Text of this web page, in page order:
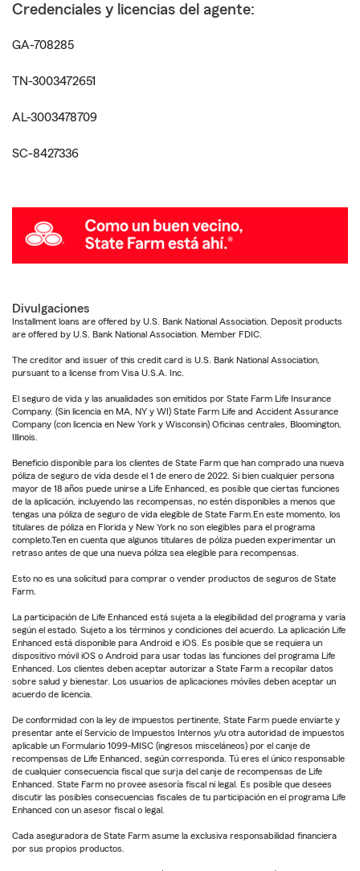
Credenciales y licencias del agente:
GA-708285
TN-3003472651
AL-3003478709
SC-8427336
Divulgaciones
Installment loans are offered by U.S. Bank National Association. Deposit products
are offered by U.S. Bank National Association. Member FDIC.
The creditor and issuer of this credit card is U.S. Bank National Association,
pursuant to a license from Visa U.S.A. Inc.
El seguro de vida y las anualidades son emitidos por State Farm Life Insurance
Company. (Sin licencia en MA, NY y WI) State Farm Life and Accident Assurance
Company (con licencia en New York y Wisconsin) Oficinas centrales, Bloomington,
Illinois.
Beneficio disponible para los clientes de State Farm que han comprado una nueva
póliza de seguro de vida desde el 1 de enero de 2022. Si bien cualquier persona
mayor de 18 años puede unirse a Life Enhanced, es posible que ciertas funciones
de la aplicación, incluyendo las recompensas, no estén disponibles a menos que
tengas una póliza de seguro de vida elegible de State Farm.En este momento, los
titulares de póliza en Florida y New York no son elegibles para el programa
completo.Ten en cuenta que algunos titulares de póliza pueden experimentar un
retraso antes de que una nueva póliza sea elegible para recompensas.
Esto no es una solicitud para comprar o vender productos de seguros de State
Farm.
La participación de Life Enhanced está sujeta a la elegibilidad del programa y varía
según el estado. Sujeto a los términos y condiciones del acuerdo. La aplicación Life
Enhanced está disponible para Android e iOS. Es posible que se requiera un
dispositivo móvil iOS o Android para usar todas las funciones del programa Life
Enhanced. Los clientes deben aceptar autorizar a State Farm a recopilar datos
sobre salud y bienestar. Los usuarios de aplicaciones móviles deben aceptar un
acuerdo de licencia.
De conformidad con la ley de impuestos pertinente, State Farm puede enviarte y
presentar ante el Servicio de Impuestos Internos y/u otra autoridad de impuestos
aplicable un Formulario 1099-MISC (ingresos misceláneos) por el canje de
recompensas de Life Enhanced, según corresponda. Tú eres el único responsable
de cualquier consecuencia fiscal que surja del canje de recompensas de Life
Enhanced. State Farm no provee asesoría fiscal ni legal. Es posible que desees
discutir las posibles consecuencias fiscales de tu participación en el programa Life
Enhanced con un asesor fiscal o legal.
Cada aseguradora de State Farm asume la exclusiva responsabilidad financiera
por sus propios productos.